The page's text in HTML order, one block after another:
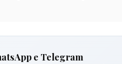
e Telegram